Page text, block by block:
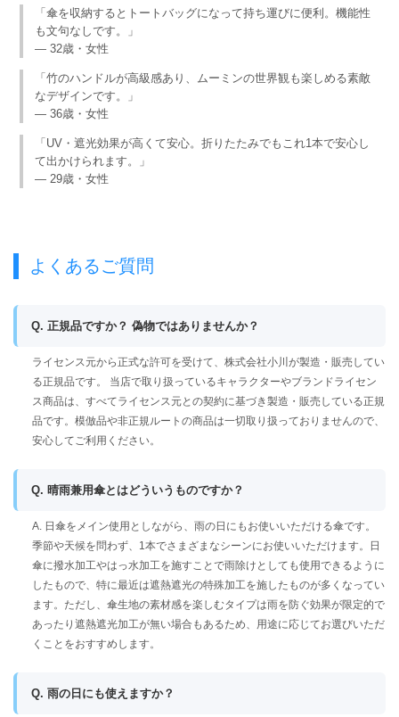
「傘を収納するとトートバッグになって持ち運びに便利。機能性
も文句なしです。」
— 32歳・女性
「竹のハンドルが高級感あり、ムーミンの世界観も楽しめる素敵
なデザインです。」
— 36歳・女性
「UV・遮光効果が高くて安心。折りたたみでもこれ1本で安心し
て出かけられます。」
— 29歳・女性
よくあるご質問
Q. 正規品ですか？ 偽物ではありませんか？
ライセンス元から正式な許可を受けて、株式会社小川が製造・販売してい
る正規品です。 当店で取り扱っているキャラクターやブランドライセン
ス商品は、すべてライセンス元との契約に基づき製造・販売している正規
品です。模倣品や非正規ルートの商品は一切取り扱っておりませんので、
安心してご利用ください。
Q. 晴雨兼用傘とはどういうものですか？
A. 日傘をメイン使用としながら、雨の日にもお使いいただける傘です。
季節や天候を問わず、1本でさまざまなシーンにお使いいただけます。日
傘に撥水加工やはっ水加工を施すことで雨除けとしても使用できるように
したもので、特に最近は遮熱遮光の特殊加工を施したものが多くなってい
ます。ただし、傘生地の素材感を楽しむタイプは雨を防ぐ効果が限定的で
あったり遮熱遮光加工が無い場合もあるため、用途に応じてお選びいただ
くことをおすすめします。
Q. 雨の日にも使えますか？